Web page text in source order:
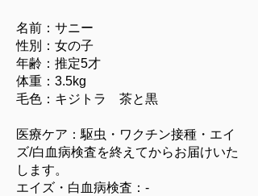
名前：サニー
性別：女の子
年齢：推定5才
体重：3.5kg
毛色：キジトラ 茶と黒
医療ケア：駆虫・ワクチン接種・エイ
ズ/白血病検査を終えてからお届けいた
します。
エイズ・白血病検査：-